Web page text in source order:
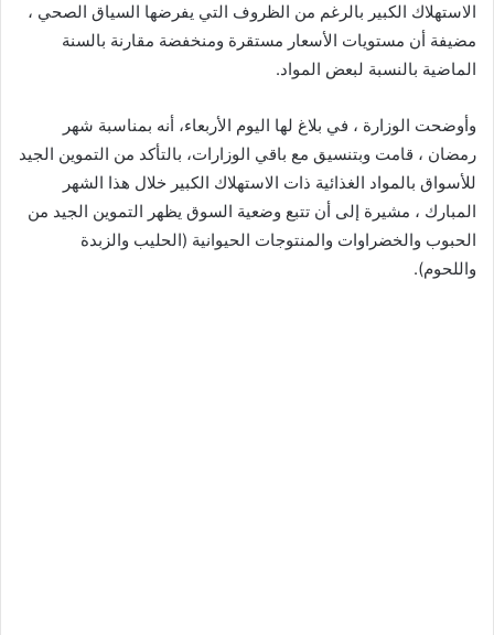
الاستهلاك الكبير بالرغم من الظروف التي يفرضها السياق الصحي ،
مضيفة أن مستويات الأسعار مستقرة ومنخفضة مقارنة بالسنة
الماضية بالنسبة لبعض المواد.
وأوضحت الوزارة ، في بلاغ لها اليوم الأربعاء، أنه بمناسبة شهر
رمضان ، قامت وبتنسيق مع باقي الوزارات، بالتأكد من التموين الجيد
للأسواق بالمواد الغذائية ذات الاستهلاك الكبير خلال هذا الشهر
المبارك ، مشيرة إلى أن تتبع وضعية السوق يظهر التموين الجيد من
الحبوب والخضراوات والمنتوجات الحيوانية (الحليب والزبدة
واللحوم).